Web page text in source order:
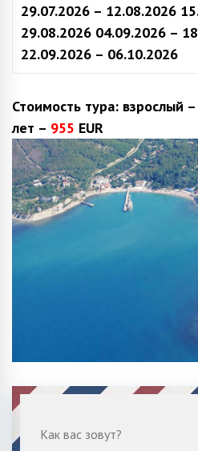
29.07.2026 – 12.08.2026
29.08.2026 04.09.2026 –
22.09.2026 – 06.10.2026
Стоимость тура: взрослый –
лет – 955 EUR